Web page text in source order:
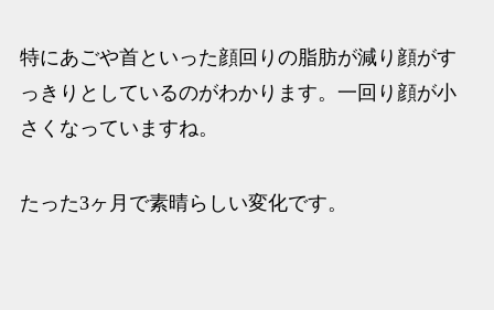
特にあごや首といった顔回りの脂肪が減り顔がす
っきりとしているのがわかります。一回り顔が小
さくなっていますね。
たった3ヶ月で素晴らしい変化です。